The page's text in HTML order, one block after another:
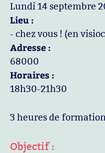
Lundi 14 septembre
Lieu :
- chez vous ! (en
Adresse :
68000
Horaires :
18h30-21h30
3 heures de
Objectif :